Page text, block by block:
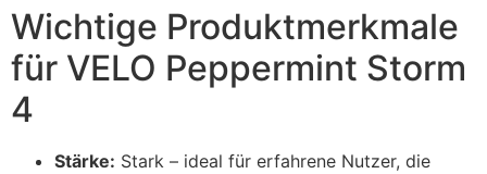
Wichtige Produktmerkmale
für VELO Peppermint Storm
4
Stärke: Stark – ideal für erfahrene Nutzer, die